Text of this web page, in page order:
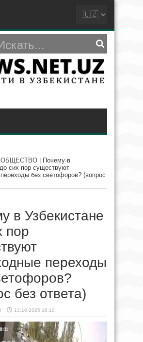
ОБЩЕСТВО
Почему в
сих пор существуют
без светофоров? (вопрос
в Узбекистане
пор
переходы
без ответа)
13.10.2025 16:10